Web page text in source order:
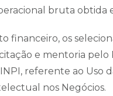
bruta obtida
financeiro, os
e mentoria pelo
referente ao Uso
nos Negócios.